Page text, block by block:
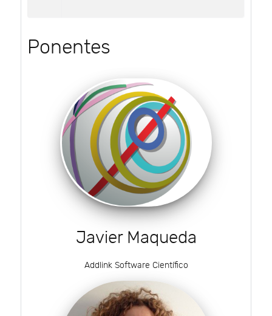
Ponentes
Javier Maqueda
Addlink Software Científico